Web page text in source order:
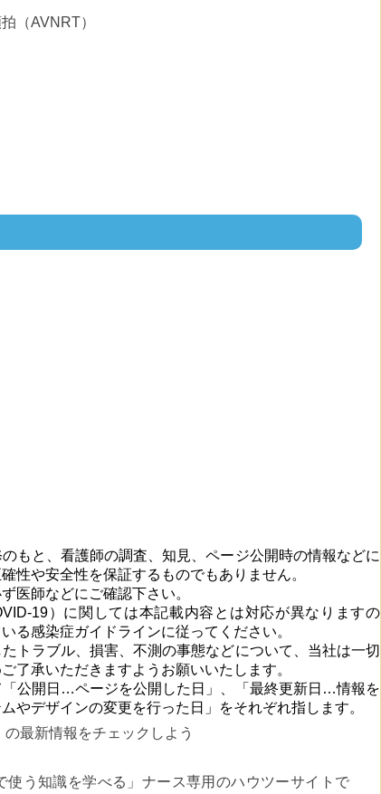
（AVNRT）
もと、看護師の調査、知見、ページ公開時の情報などに
性や安全性を保証するものでもありません。
医師などにご確認下さい。
19）に関しては本記載内容とは対応が異なりますの
る感染症ガイドラインに従ってください。
トラブル、損害、不測の事態などについて、当社は一切
了承いただきますようお願いいたします。
公開日…ページを公開した日」、「最終更新日…情報を
やデザインの変更を行った日」をそれぞれ指します。
の最新情報をチェックしよう
使う知識を学べる」 ナース専用のハウツーサイトで